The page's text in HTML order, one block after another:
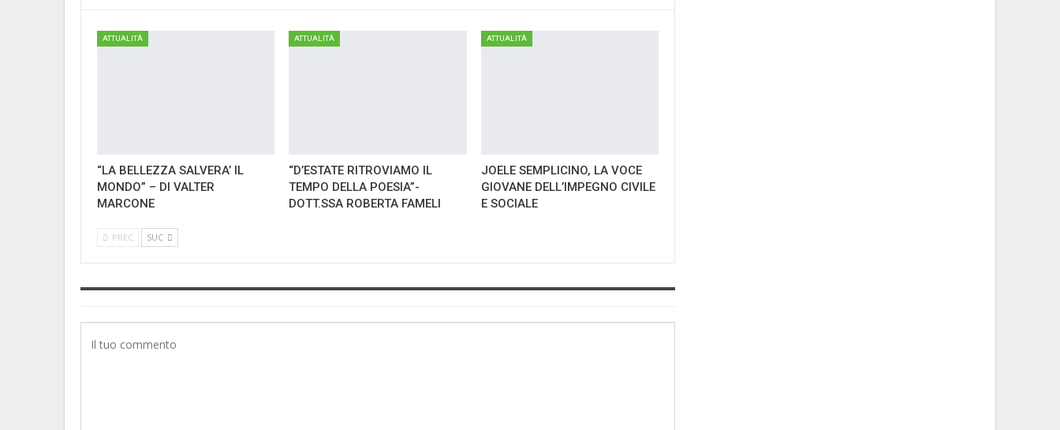
ATTUALITÀ
“LA BELLEZZA SALVERA’ IL
MONDO” – DI VALTER
MARCONE
ATTUALITÀ
“D’ESTATE RITROVIAMO IL
TEMPO DELLA POESIA”-
DOTT.SSA ROBERTA FAMELI
ATTUALITÀ
JOELE SEMPLICINO, LA VOCE
GIOVANE DELL’IMPEGNO CIVILE
E SOCIALE
PREC SUC